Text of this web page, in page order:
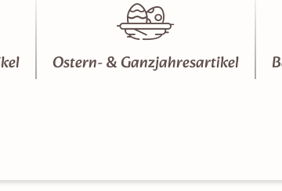
Ostern- & Ganzjahresartikel